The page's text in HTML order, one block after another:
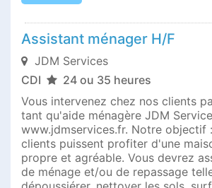
Assistant ménager H/F
JDM Services
CDI
24 ou 35 heures
Vous intervenez chez nos clients
tant qu'aide ménagère JDM
www.jdmservices.fr. Notre objectif
clients puissent profiter d'une
propre et agréable. Vous devrez
de ménage et/ou de repassage